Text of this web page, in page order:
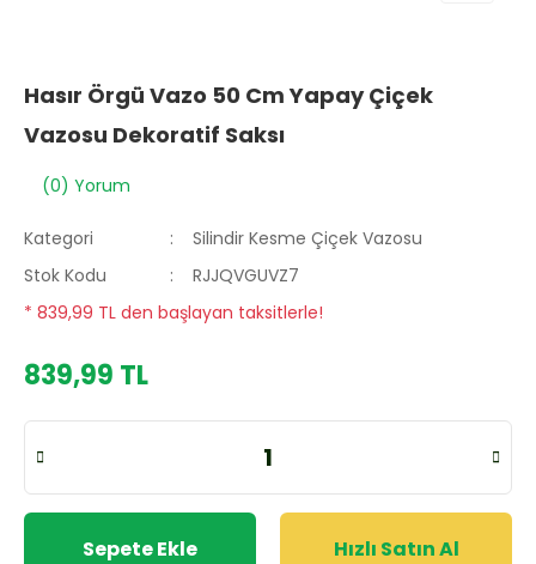
Hasır Örgü Vazo 50 Cm Yapay Çiçek
Vazosu Dekoratif Saksı
(0) Yorum
Kategori
Silindir Kesme Çiçek Vazosu
Stok Kodu
RJJQVGUVZ7
* 839,99 TL den başlayan taksitlerle!
839,99 TL
Sepete Ekle Hızlı Satın Al